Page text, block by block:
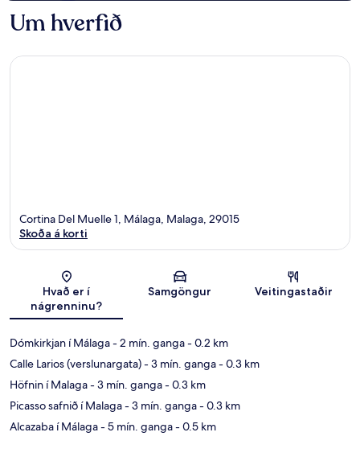
Um hverfið
Kort
Cortina Del Muelle 1, Málaga, Malaga, 29015
Skoða á korti
Hvað er í
nágrenninu?
Samgöngur Veitingastaðir
Dómkirkjan í Málaga- 2 mín. ganga- 0.2 km
Calle Larios (verslunargata)- 3 mín. ganga- 0.3 km
Höfnin í Malaga- 3 mín. ganga- 0.3 km
Picasso safnið í Malaga- 3 mín. ganga- 0.3 km
Alcazaba í Málaga- 5 mín. ganga- 0.5 km